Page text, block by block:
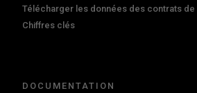
Télécharger les données des contrats de
Chiffres clés
DOCUMENTATION